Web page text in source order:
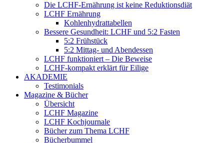
Die LCHF-Ernährung ist keine Reduktionsdiät
LCHF Ernährung
Kohlenhydrattabellen
Bessere Gesundheit: LCHF und 5:2 Fasten
5:2 Frühstück
5:2 Mittag- und Abendessen
LCHF funktioniert – Die Beweise
LCHF-kompakt erklärt für Eilige
AKADEMIE
Testimonials
Magazine & Bücher
Übersicht
LCHF Magazine
LCHF Kochjournale
Bücher zum Thema LCHF
Bücherbummel